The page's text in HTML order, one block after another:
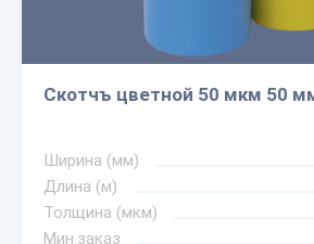
Скотчъ цветной 50 мкм 50
Ширина (мм)
Длина (м)
Толщина (мкм)
Мин.заказ